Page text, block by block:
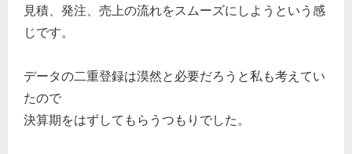
見積、発注、売上の流れをスムーズにしようという感
じです。
データの二重登録は漠然と必要だろうと私も考えてい
たので
決算期をはずしてもらうつもりでした。